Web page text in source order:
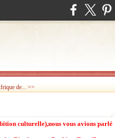
de... >>
culturelle),nous vous avions parlé